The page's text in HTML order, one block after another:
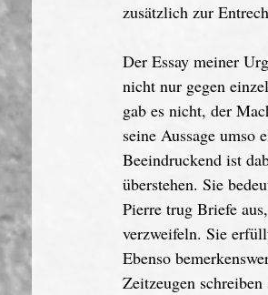
zusätzlich zur
Der Essay meiner
nicht nur gegen
gab es nicht, der
seine Aussage umso
Beeindruckend ist
überstehen. Sie
Pierre trug Briefe
verzweifeln. Sie
Ebenso
Zeitzeugen